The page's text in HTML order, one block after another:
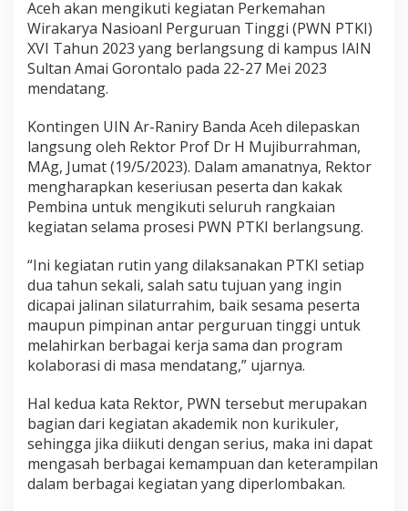
Aceh akan mengikuti kegiatan Perkemahan
Wirakarya Nasioanl Perguruan Tinggi (PWN PTKI)
XVI Tahun 2023 yang berlangsung di kampus IAIN
Sultan Amai Gorontalo pada 22-27 Mei 2023
mendatang.
Kontingen UIN Ar-Raniry Banda Aceh dilepaskan
langsung oleh Rektor Prof Dr H Mujiburrahman,
MAg, Jumat (19/5/2023). Dalam amanatnya, Rektor
mengharapkan keseriusan peserta dan kakak
Pembina untuk mengikuti seluruh rangkaian
kegiatan selama prosesi PWN PTKI berlangsung.
“Ini kegiatan rutin yang dilaksanakan PTKI setiap
dua tahun sekali, salah satu tujuan yang ingin
dicapai jalinan silaturrahim, baik sesama peserta
maupun pimpinan antar perguruan tinggi untuk
melahirkan berbagai kerja sama dan program
kolaborasi di masa mendatang,” ujarnya.
Hal kedua kata Rektor, PWN tersebut merupakan
bagian dari kegiatan akademik non kurikuler,
sehingga jika diikuti dengan serius, maka ini dapat
mengasah berbagai kemampuan dan keterampilan
dalam berbagai kegiatan yang diperlombakan.